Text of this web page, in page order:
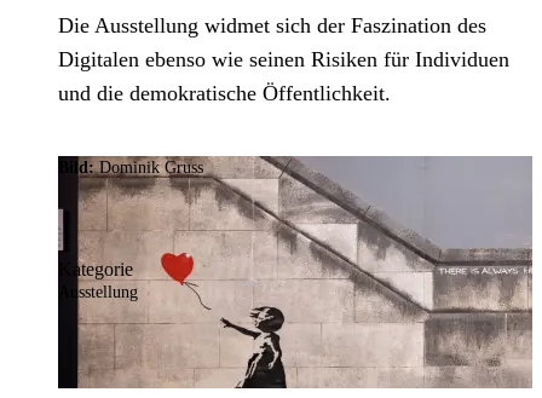
Die Ausstellung widmet sich der Faszination des
Digitalen ebenso wie seinen Risiken für Individuen
und die demokratische Öffentlichkeit.
Bild:Dominik Gruss
Kategorie
Ausstellung